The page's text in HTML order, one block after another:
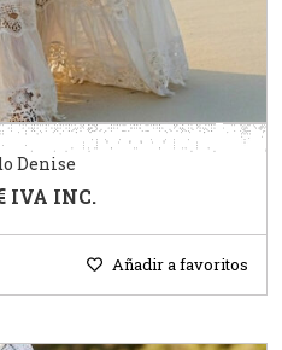
Denise
IVA INC.
Añadir a favoritos